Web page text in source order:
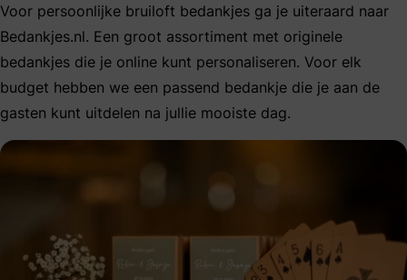
Voor persoonlijke bruiloft bedankjes ga je uiteraard naar
Voor persoonlijke bruiloft bedankjes ga je uiteraard naar
Bedankjes.nl. Een groot assortiment met originele
bedankjes die je online kunt personaliseren. Voor elk
budget hebben we een passend bedankje die je aan de
gasten kunt uitdelen na jullie mooiste dag.